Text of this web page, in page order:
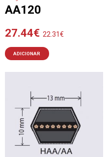
AA120
27.44€ 22.31€
ADICIONAR